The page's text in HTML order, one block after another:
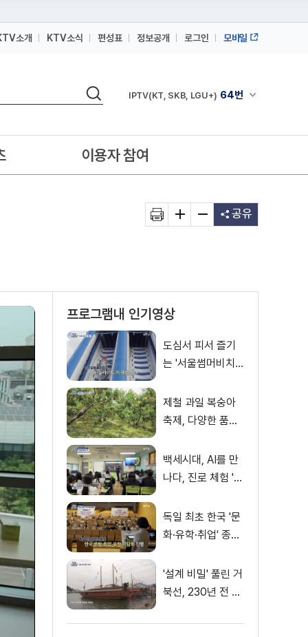
소개 KTV소식 편성표 정보공개 로그인 모바일
검색 채널안내 펼쳐
IPTV(KT, SKB, LGU+) 64번
IPTV(KT, SKB, LGU+)
이용자 참여
공유
프로그램내 인기영상
도심서 피서 즐기
는 '서울썸머비치'
제철 과일 복숭아
축제, 다양한 품종·
백세시대, AI를 만
나다, 진로 체험 'AI
이스
독일 최초 한국 '문
화·유학·취업' 종합
'설계 비밀' 풀린 거
북선, 230년 전 기